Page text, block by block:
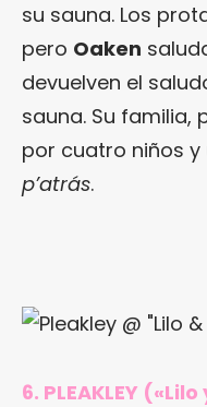
su sauna. Los
pero Oaken
devuelven el
sauna. Su
por cuatro niños
p’atrás.
6. PLEAKLEY